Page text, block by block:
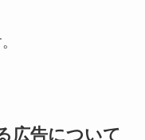
広告について